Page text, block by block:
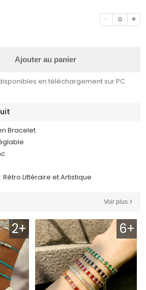
0
Ajouter au panier
en téléchargement sur PC
Bracelet
Rétro Littéraire et Artistique
Voir plus
2+ 6+